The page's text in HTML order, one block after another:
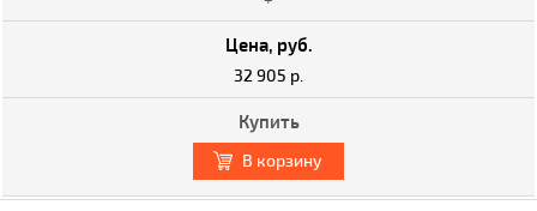
32 905 р.
В корзину